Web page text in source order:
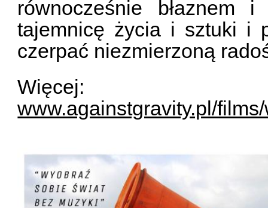
równocześnie błaznem
tajemnicę życia i sztuki i
czerpać niezmierzoną
Więcej:
www.againstgravity.pl/